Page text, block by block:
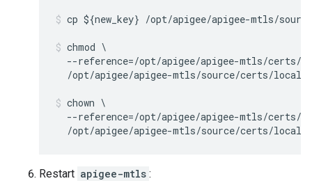
cp ${new_key} /opt/apigee/apigee-mtls/
chmod \
--reference=/opt/apigee/apigee-mtls/certs/
/opt/apigee/apigee-mtls/source/certs/
chown \
--reference=/opt/apigee/apigee-mtls/certs/
/opt/apigee/apigee-mtls/source/certs/
Restart apigee-mtls :